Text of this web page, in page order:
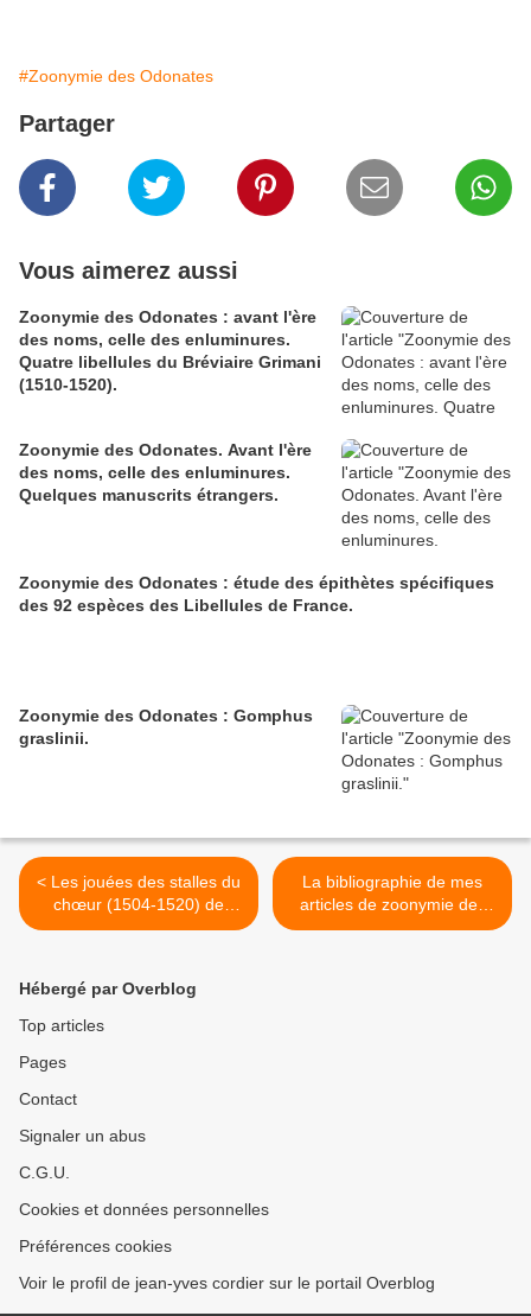
#Zoonymie des Odonates
Partager
Vous aimerez aussi
Zoonymie des Odonates : avant l'ère
des noms, celle des enluminures.
Quatre libellules du Bréviaire Grimani
(1510-1520).
Zoonymie des Odonates. Avant l'ère
des noms, celle des enluminures.
Quelques manuscrits étrangers.
Zoonymie des Odonates : étude des épithètes spécifiques
des 92 espèces des Libellules de France.
Zoonymie des Odonates : Gomphus
graslinii.
< Les jouées des stalles du
chœur (1504-1520) de
l'ancienne cathédrale de
La bibliographie de mes
articles de zoonymie des
Odonates. >
Hébergé par Overblog
Top articles
Pages
Contact
Signaler un abus
C.G.U.
Cookies et données personnelles
Préférences cookies
Voir le profil de jean-yves cordier sur le portail Overblog